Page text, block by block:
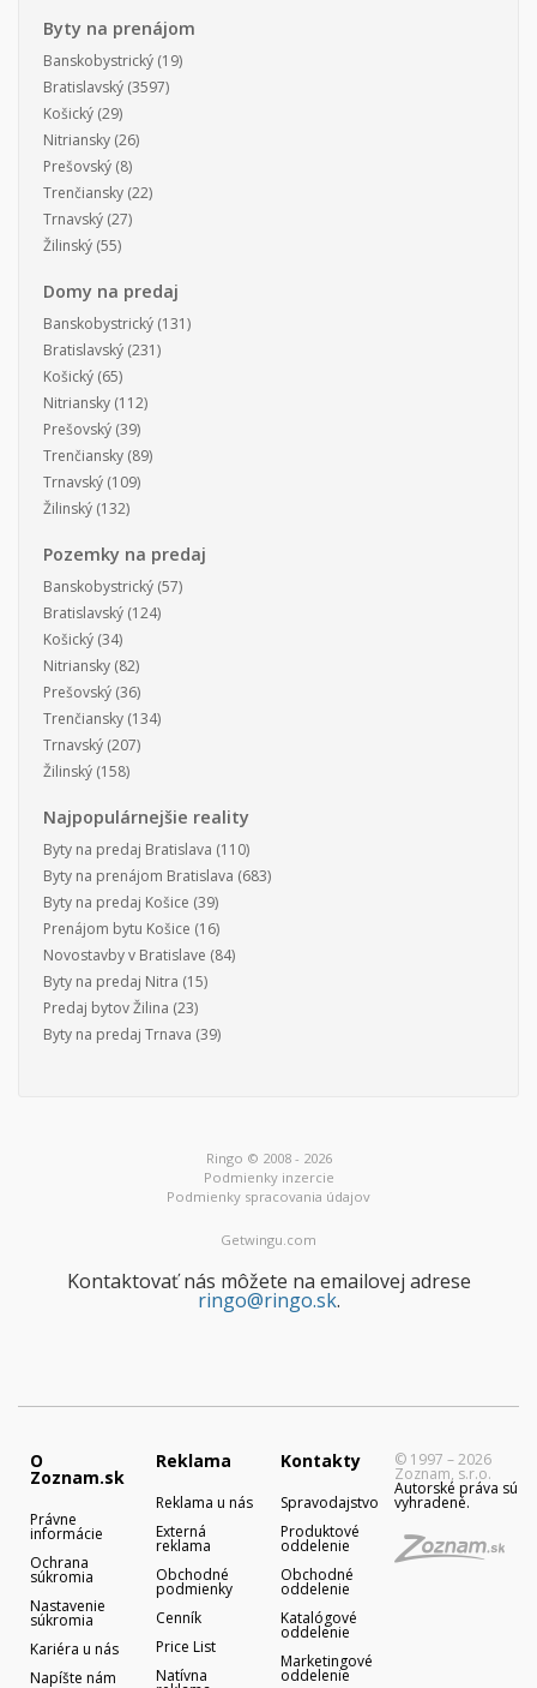
Byty na prenájom
Banskobystrický (19)
Bratislavský (3597)
Košický (29)
Nitriansky (26)
Prešovský (8)
Trenčiansky (22)
Trnavský (27)
Žilinský (55)
Domy na predaj
Banskobystrický (131)
Bratislavský (231)
Košický (65)
Nitriansky (112)
Prešovský (39)
Trenčiansky (89)
Trnavský (109)
Žilinský (132)
Pozemky na predaj
Banskobystrický (57)
Bratislavský (124)
Košický (34)
Nitriansky (82)
Prešovský (36)
Trenčiansky (134)
Trnavský (207)
Žilinský (158)
Najpopulárnejšie reality
Byty na predaj Bratislava (110)
Byty na prenájom Bratislava (683)
Byty na predaj Košice (39)
Prenájom bytu Košice (16)
Novostavby v Bratislave (84)
Byty na predaj Nitra (15)
Predaj bytov Žilina (23)
Byty na predaj Trnava (39)
Ringo © 2008 - 2026
Podmienky inzercie
Podmienky spracovania údajov
Getwingu.com
Kontaktovať nás môžete na emailovej adrese
ringo@ringo.sk.
O
Zoznam.sk
Právne
informácie
Ochrana
súkromia
Nastavenie
súkromia
Kariéra u nás
Napíšte nám
Reklama
Reklama u nás
Externá
reklama
Obchodné
podmienky
Cenník
Price List
Natívna
Kontakty
Spravodajstvo
Produktové
oddelenie
Obchodné
oddelenie
Katalógové
oddelenie
Marketingové
oddelenie
© 1997 – 2026
Zoznam, s.r.o.
Autorské práva sú
vyhradené.